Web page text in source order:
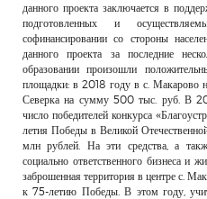
данного проекта заключается в
подготовленных и
софинансировании со стороны
данного проекта за последние
образовании произошли
площадки: в 2018 году в с. Макарово
Северка на сумму 500 тыс. руб. В
число победителей конкурса
летия Победы в Великой
млн рублей. На эти средства, а
социально ответственного бизнеса и
заброшенная территория в центре с.
к 75-летию Победы. В этом году,